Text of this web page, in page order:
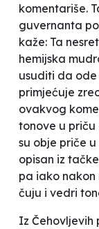
komentariše.
guvernanta
kaže: Ta
hemijska
usuditi da
primjećuje
ovakvog
tonove u priču
su obje priče
opisan iz
pa iako nakon
čuju i vedri
Iz Čehovljevih